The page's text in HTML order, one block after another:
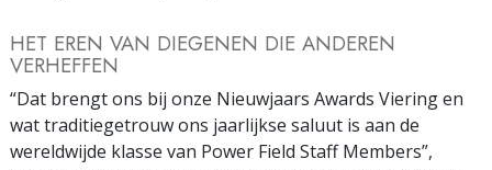
HET EREN VAN DIEGENEN DIE ANDEREN
VERHEFFEN
“Dat brengt ons bij onze Nieuwjaars Awards Viering en
wat traditiegetrouw ons jaarlijkse saluut is aan de
wereldwijde klasse van Power Field Staff Members”,